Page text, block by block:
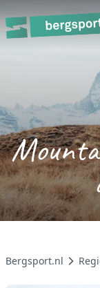
Bergsport.nl